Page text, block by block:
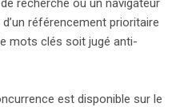
recherche ou un navigateur
référencement prioritaire
mots clés soit jugé anti-
est disponible sur le